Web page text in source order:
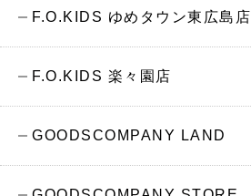
F.O.KIDS ゆめタウン東広島店
F.O.KIDS 楽々園店
GOODSCOMPANY LAND